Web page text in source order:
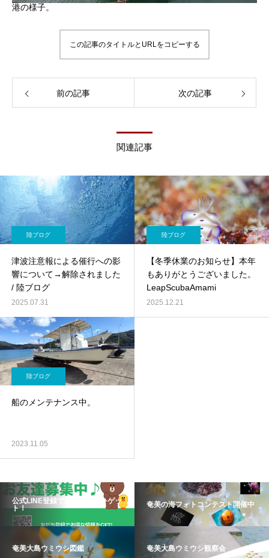
港の様子。
この記事のタイトルとURLをコピーする
前の記事 次の記事
関連記事
陸ブログ
津波注意報による催行への影
響について→解除されました
/ 陸ブログ
2025.07.31
陸ブログ
【冬季休業のお知らせ】本年
もありがとうございました。
LeapScubaAmami
2025.12.21
陸ブログ
船のメンテナンス中。
2023.11.05
公式LINE登録でお得な情報をゲッ
ト！
奄美の海フォトコンテスト開催中
奄美大島ウミウシ図鑑 奄美大島ウミウシ観察会